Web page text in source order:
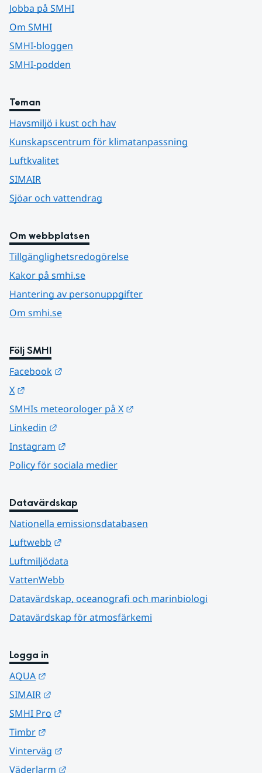
Jobba på SMHI
Om SMHI
SMHI-bloggen
SMHI-podden
Teman
Havsmiljö i kust och hav
Kunskapscentrum för klimatanpassning
Luftkvalitet
SIMAIR
Sjöar och vattendrag
Om webbplatsen
Tillgänglighetsredogörelse
Kakor på smhi.se
Hantering av personuppgifter
Om smhi.se
Följ SMHI
Facebook
X
SMHIs meteorologer på X
Linkedin
Instagram
Policy för sociala medier
Datavärdskap
Nationella emissionsdatabasen
Luftwebb
Luftmiljödata
VattenWebb
Datavärdskap, oceanografi och marinbiologi
Datavärdskap för atmosfärkemi
Logga in
AQUA
SIMAIR
SMHI Pro
Timbr
Vinterväg
Väderlarm